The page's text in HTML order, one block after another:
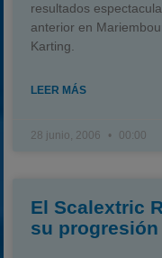
resultados
anterior en
Karting.
LEER MÁS
28 junio, 2006 00:00
El Scalextric
su progresión